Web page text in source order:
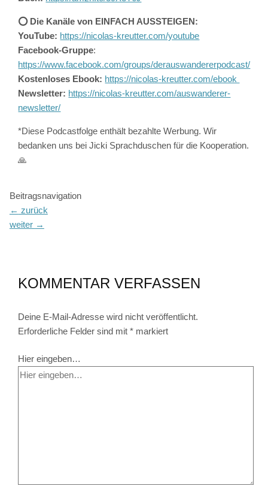
⭕️ Die Kanäle von EINFACH AUSSTEIGEN:
YouTube: https://nicolas-kreutter.com/youtube
Facebook-Gruppe:
https://www.facebook.com/groups/derauswandererpodcast/
Kostenloses Ebook: https://nicolas-kreutter.com/ebook
Newsletter: https://nicolas-kreutter.com/auswanderer-
newsletter/
*Diese Podcastfolge enthält bezahlte Werbung. Wir
bedanken uns bei Jicki Sprachduschen für die Kooperation.
🙏
Beitragsnavigation
← zurück
weiter →
KOMMENTAR VERFASSEN
Deine E-Mail-Adresse wird nicht veröffentlicht.
Erforderliche Felder sind mit* markiert
Hier eingeben…